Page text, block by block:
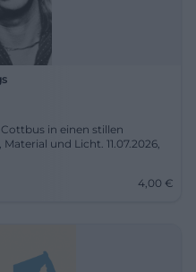
in einen stillen
und Licht. 11.07.2026,
4,00 €